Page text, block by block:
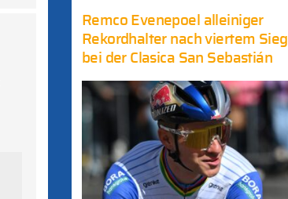
Remco Evenepoel alleiniger
Rekordhalter nach viertem Sieg
bei der Clasica San Sebastián